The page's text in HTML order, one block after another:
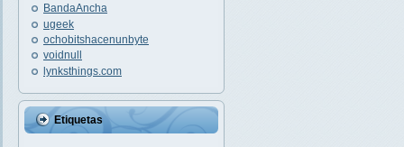
BandaAncha
ugeek
ochobitshacenunbyte
voidnull
lynksthings.com
Etiquetas